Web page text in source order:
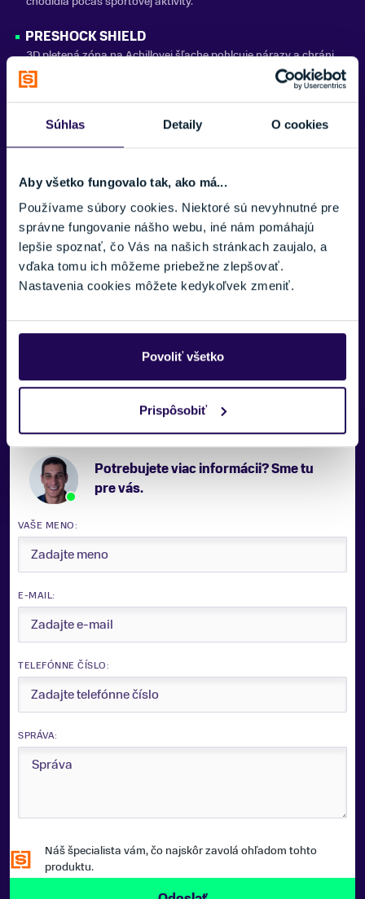
Súhlas Detaily O cookies
Aby všetko fungovalo tak, ako má...
Používame súbory cookies. Niektoré sú nevyhnutné pre
správne fungovanie nášho webu, iné nám pomáhajú
lepšie spoznať, čo Vás na našich stránkach zaujalo, a
vďaka tomu ich môžeme priebežne zlepšovať.
Nastavenia cookies môžete kedykoľvek zmeniť.
Povoliť všetko
Prispôsobiť
PRESHOCK SHIELD
3D pletená zóna na Achillovej šľache pohlcuje nárazy a chráni
pred preťažením.
ERGOLOGIC FOOTBED
Anatomicky tvarovaná stielka poskytuje funkčnú oporu a stabilitu
pri záťaži a pohybe.
INTERICOR-ANKLE-GUARD
pohodlie počas aktivity.
SHIN AND CALF PROTECTOR
Ochranná výstelka v oblasti holene a lýtka tlmí nárazy a zároveň
zabezpečuje prúdenie vzduchu.
ANTI IMPACTOR
integrovaným systémom vetrania udržiava chodidlá v suchu a
pohodlí.
Potrebujete viac informácii? Sme tu
pre vás.
VAŠE MENO:
E-MAIL:
TELEFÓNNE ČÍSLO:
SPRÁVA:
Náš špecialista vám, čo najskôr zavolá ohľadom tohto
produktu.